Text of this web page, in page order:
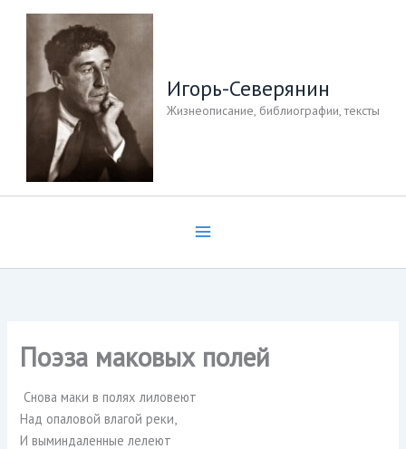
Перейти
содержимому
Игорь-Северянин
Жизнеописание, библиографии, тексты
Поэза маковых полей
Снова маки в полях лиловеют
Над опаловой влагой реки,
И выминдаленные лелеют